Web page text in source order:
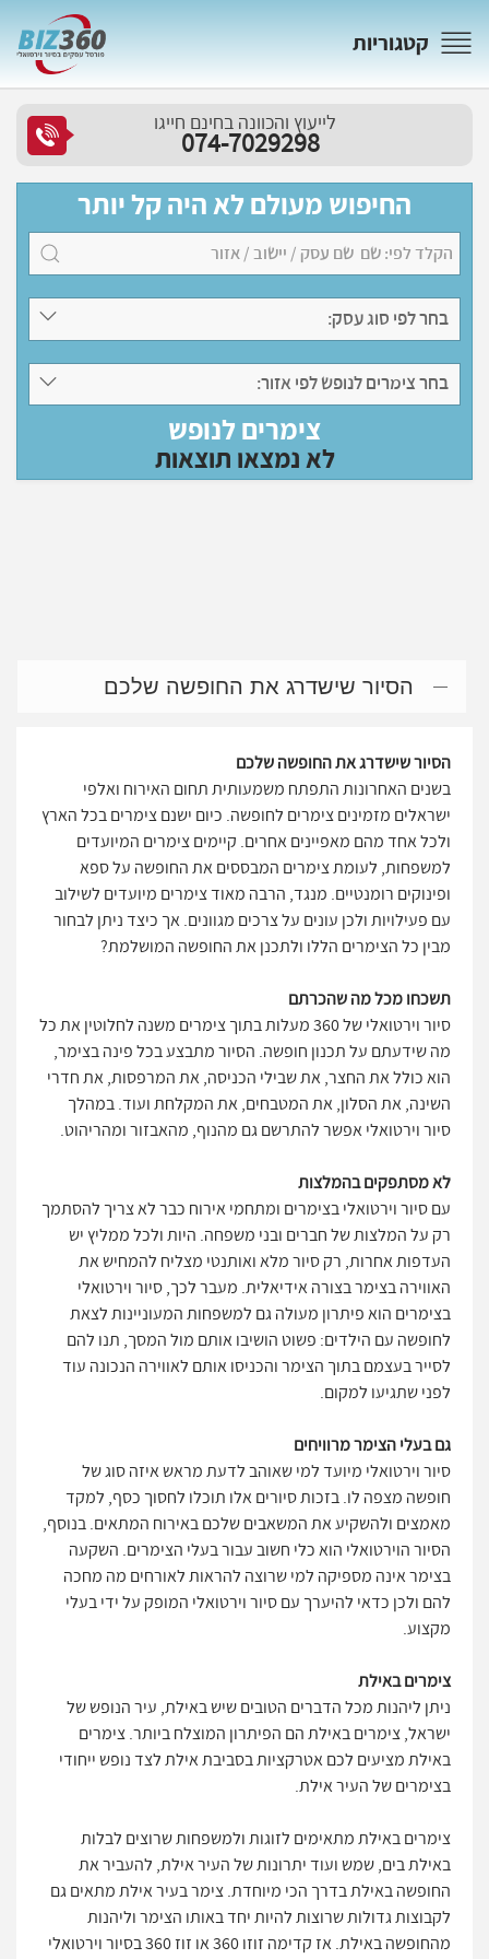
קטגוריות
לייעוץ והכוונה בחינם חייגו
074-7029298
החיפוש מעולם לא היה קל יותר
בחר לפי סוג עסק:
בחר צימרים לנופש לפי אזור:
צימרים לנופש
לא נמצאו תוצאות
הסיור שישדרג את החופשה שלכם
הסיור שישדרג את החופשה שלכם
בשנים האחרונות התפתח משמעותית תחום האירוח ואלפי
ישראלים מזמינים צימרים לחופשה. כיום ישנם צימרים בכל הארץ
ולכל אחד מהם מאפיינים אחרים. קיימים צימרים המיועדים
למשפחות, לעומת צימרים המבססים את החופשה על ספא
ופינוקים רומנטיים. מנגד, הרבה מאוד צימרים מיועדים לשילוב
עם פעילויות ולכן עונים על צרכים מגוונים. אך כיצד ניתן לבחור
מבין כל הצימרים הללו ולתכנן את החופשה המושלמת?
תשכחו מכל מה שהכרתם
סיור וירטואלי של 360 מעלות בתוך צימרים משנה לחלוטין את כל
מה שידעתם על תכנון חופשה. הסיור מתבצע בכל פינה בצימר,
הוא כולל את החצר, את שבילי הכניסה, את המרפסות, את חדרי
השינה, את הסלון, את המטבחים, את המקלחת ועוד. במהלך
סיור וירטואלי אפשר להתרשם גם מהנוף, מהאבזור ומהריהוט.
לא מסתפקים בהמלצות
עם סיור וירטואלי בצימרים ומתחמי אירוח כבר לא צריך להסתמך
רק על המלצות של חברים ובני משפחה. היות ולכל ממליץ יש
העדפות אחרות, רק סיור מלא ואותנטי מצליח להמחיש את
האווירה בצימר בצורה אידיאלית. מעבר לכך, סיור וירטואלי
בצימרים הוא פיתרון מעולה גם למשפחות המעוניינות לצאת
לחופשה עם הילדים: פשוט הושיבו אותם מול המסך, תנו להם
לסייר בעצמם בתוך הצימר והכניסו אותם לאווירה הנכונה עוד
לפני שתגיעו למקום.
גם בעלי הצימר מרוויחים
סיור וירטואלי מיועד למי שאוהב לדעת מראש איזה סוג של
חופשה מצפה לו. בזכות סיורים אלו תוכלו לחסוך כסף, למקד
מאמצים ולהשקיע את המשאבים שלכם באירוח המתאים. בנוסף,
הסיור הוירטואלי הוא כלי חשוב עבור בעלי הצימרים. השקעה
בצימר אינה מספיקה למי שרוצה להראות לאורחים מה מחכה
להם ולכן כדאי להיערך עם סיור וירטואלי המופק על ידי בעלי
מקצוע.
צימרים באילת
ניתן ליהנות מכל הדברים הטובים שיש באילת, עיר הנופש של
ישראל, צימרים באילת הם הפיתרון המוצלח ביותר. צימרים
באילת מציעים לכם אטרקציות בסביבת אילת לצד נופש ייחודי
בצימרים של העיר אילת.
צימרים באילת מתאימים לזוגות ולמשפחות שרוצים לבלות
באילת בים, שמש ועוד יתרונות של העיר אילת, להעביר את
החופשה באילת בדרך הכי מיוחדת. צימר בעיר אילת מתאים גם
לקבוצות גדולות שרוצות להיות יחד באותו הצימר וליהנות
מהחופשה באילת. אז קדימה זוזו 360 או זוז 360 בסיור וירטואלי